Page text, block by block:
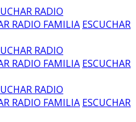
RADIO
RADIO FAMILIA ESCUCHAR
RADIO
RADIO FAMILIA ESCUCHAR
RADIO
RADIO FAMILIA ESCUCHAR